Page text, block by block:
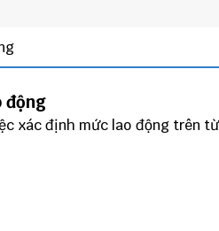
động
xác định mức lao động trên